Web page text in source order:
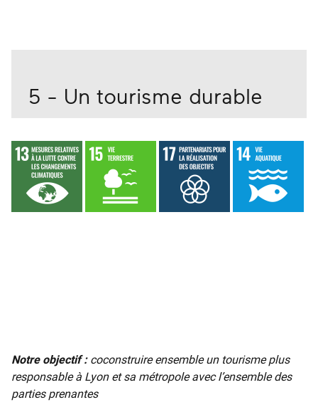
5 - Un tourisme durable
Notre objectif : coconstruire ensemble un tourisme plus
responsable à Lyon et sa métropole avec l’ensemble des
parties prenantes